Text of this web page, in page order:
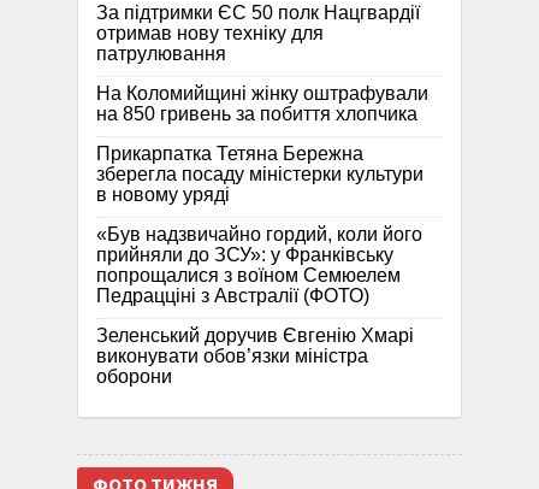
За підтримки ЄС 50 полк Нацгвардії
отримав нову техніку для
патрулювання
На Коломийщині жінку оштрафували
на 850 гривень за побиття хлопчика
Прикарпатка Тетяна Бережна
зберегла посаду міністерки культури
в новому уряді
«Був надзвичайно гордий, коли його
прийняли до ЗСУ»: у Франківську
попрощалися з воїном Семюелем
Педрацціні з Австралії (ФОТО)
Зеленський доручив Євгенію Хмарі
виконувати обов’язки міністра
оборони